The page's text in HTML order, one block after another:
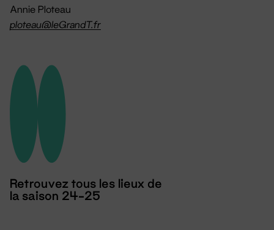
Annie Ploteau
ploteau@leGrandT.fr
Retrouvez tous les lieux de
la saison 24-25